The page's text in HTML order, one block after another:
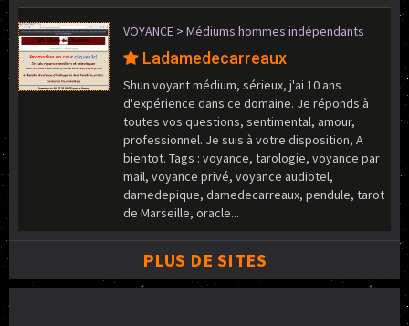
VOYANCE > Médiums hommes indépendants
Ladamedecarreaux
Shun voyant médium, sérieux, j'ai 10 ans
d'expérience dans ce domaine. Je réponds à
toutes vos questions, sentimental, amour,
professionnel. Je suis à votre disposition, A
bientot. Tags : voyance, tarologie, voyance par
mail, voyance privé, voyance audiotel,
damedepique, damedecarreaux, pendule, tarot
de Marseille, oracle...
PLUS DE SITES